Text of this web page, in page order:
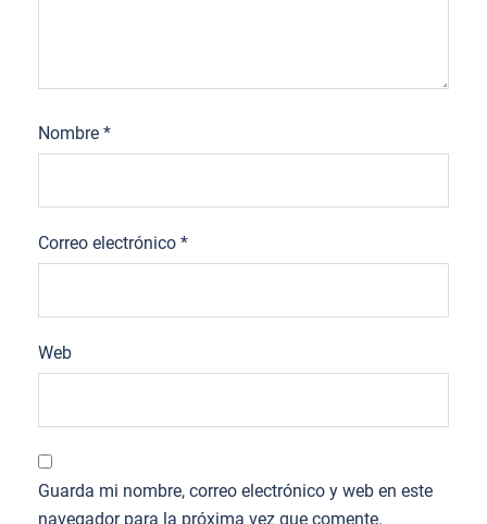
Nombre *
Correo electrónico *
Web
Guarda mi nombre, correo electrónico y web en este
navegador para la próxima vez que comente.